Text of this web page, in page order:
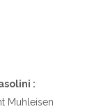
:
Muhleisen